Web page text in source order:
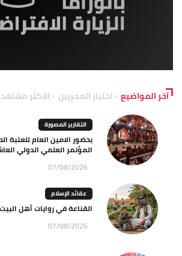
آخر المواضيع اختيار المحررين الاكثر
التقارير المصورة
بحضور الامين العام للعتبة
المؤتمر العلمي الدولي
07/08/2026
عقائد الإسلام
القناعة في روايات أهل
07/08/2026